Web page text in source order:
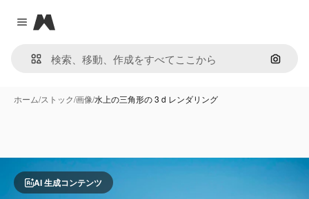
Close menu
Magnific
画像で
ホーム/ストック/画像/水上の三角形の 3 d レンダリング
AI 生成コンテンツ